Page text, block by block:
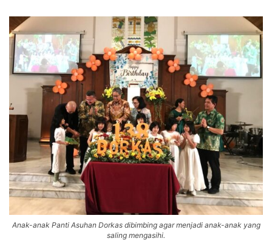
Anak-anak Panti Asuhan Dorkas dibimbing agar menjadi anak-anak yang
saling mengasihi.